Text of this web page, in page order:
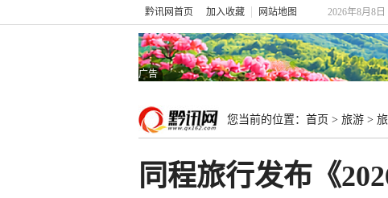
黔讯网首页 加入收藏 网站地图 2026年8月8
广告
您当前的位置： 首页 > 旅游 >
同程旅行发布《